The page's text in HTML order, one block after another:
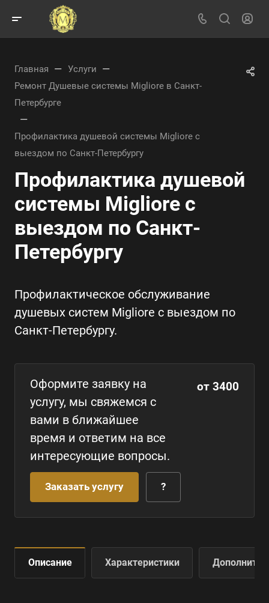
Главная — Услуги —
Ремонт Душевые системы Migliore в Санкт-
Петербурге
—
Профилактика душевой системы Migliore с
выездом по Санкт-Петербургу
Профилактика душевой
системы Migliore с
выездом по Санкт-
Петербургу
Профилактическое обслуживание
душевых систем Migliore с выездом по
Санкт-Петербургу.
Оформите заявку на
услугу, мы свяжемся с
вами в ближайшее
время и ответим на все
интересующие вопросы.
от 3400
Заказать услугу ?
Описание Характеристики